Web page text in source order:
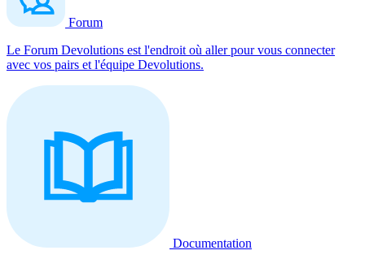
Forum
Le Forum Devolutions est l'endroit où aller pour vous connecter
avec vos pairs et l'équipe Devolutions.
Documentation